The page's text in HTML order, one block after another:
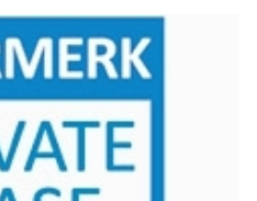
Vanaf € 48.995,-